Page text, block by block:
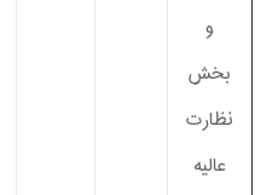
و
بخش
نظارت
عالیه